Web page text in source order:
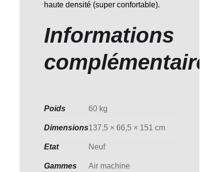
haute densité (super confortable).
Informations
complémentaires
Poids 60 kg
Dimensions137,5 × 66,5 × 151 cm
Etat Neuf
Gammes Air machine